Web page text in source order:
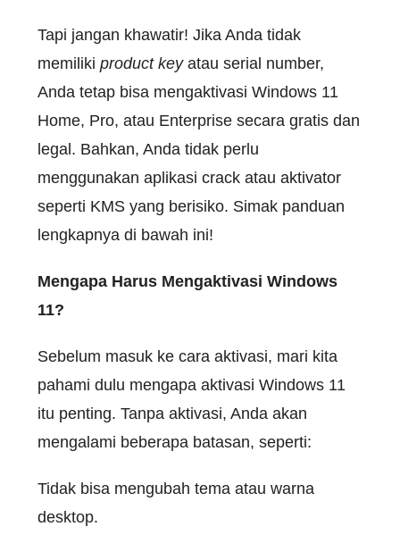
Tapi jangan khawatir! Jika Anda tidak
memiliki product keyatau serial number,
Anda tetap bisa mengaktivasi Windows 11
Home, Pro, atau Enterprise secara gratis dan
legal. Bahkan, Anda tidak perlu
menggunakan aplikasi crack atau aktivator
seperti KMS yang berisiko. Simak panduan
lengkapnya di bawah ini!
Mengapa Harus Mengaktivasi Windows
11?
Sebelum masuk ke cara aktivasi, mari kita
pahami dulu mengapa aktivasi Windows 11
itu penting. Tanpa aktivasi, Anda akan
mengalami beberapa batasan, seperti:
Tidak bisa mengubah tema atau warna
desktop.